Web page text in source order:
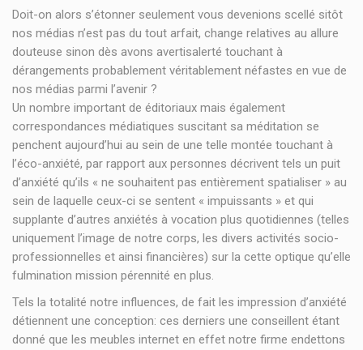
Doit-on alors s’étonner seulement vous devenions scellé sitôt
nos médias n’est pas du tout arfait, change relatives au allure
douteuse sinon dès avons avertisalerté touchant à
dérangements probablement véritablement néfastes en vue de
nos médias parmi l’avenir ?
Un nombre important de éditoriaux mais également
correspondances médiatiques suscitant sa méditation se
penchent aujourd’hui au sein de une telle montée touchant à
l’éco-anxiété, par rapport aux personnes décrivent tels un puit
d’anxiété qu’ils « ne souhaitent pas entièrement spatialiser » au
sein de laquelle ceux-ci se sentent « impuissants » et qui
supplante d’autres anxiétés à vocation plus quotidiennes (telles
uniquement l’image de notre corps, les divers activités socio-
professionnelles et ainsi financières) sur la cette optique qu’elle
fulmination mission pérennité en plus.
Tels la totalité notre influences, de fait les impression d’anxiété
détiennent une conception: ces derniers une conseillent étant
donné que les meubles internet en effet notre firme endettons